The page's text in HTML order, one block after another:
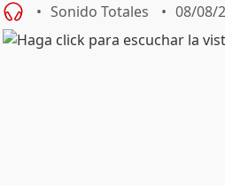
Sonido Totales 08/08/